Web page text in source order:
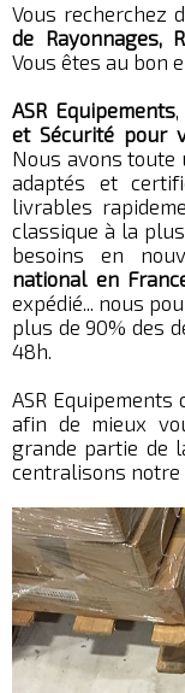
Vous recherchez
de Rayonnages,
Vous êtes au bon
ASR Equipements,
et Sécurité pour
Nous avons toute
adaptés et
livrables
classique à la
besoins en
national en
expédié... nous
plus de 90% des
48h.
ASR
afin de mieux
grande partie de
centralisons notre